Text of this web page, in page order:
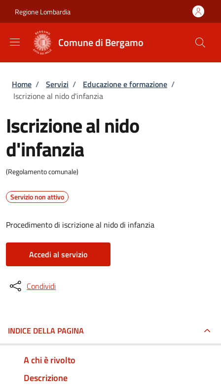
Regione Lombardia
Comune di Bergamo
Briciole di pane
Home / Servizi / Educazione e formazione /
Iscrizione al nido d'infanzia
Iscrizione al nido
d'infanzia
(Regolamento comunale)
Servizio non attivo
Procedimento di iscrizione al nido di infanzia
Accedi al servizio
Condividi
INDICE DELLA PAGINA
A chi è rivolto
Descrizione